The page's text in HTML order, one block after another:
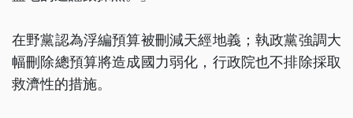
在野黨認為浮編預算被刪減天經地義；執政黨強調大
幅刪除總預算將造成國力弱化，行政院也不排除採取
救濟性的措施。